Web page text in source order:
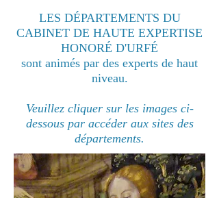
LES DÉPARTEMENTS DU
CABINET DE HAUTE EXPERTISE
HONORÉ D'URFÉ
sont animés par des experts de haut
niveau.
Veuillez cliquer sur les images ci-
dessous par accéder aux sites des
départements.